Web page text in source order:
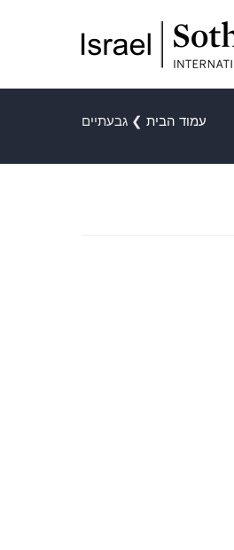
עמוד הבית ❯ גבעתיים